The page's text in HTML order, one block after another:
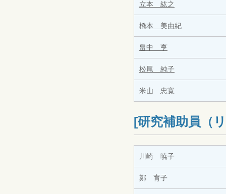
立本 紘之
橋本 美由紀
畠中 亨
松尾 純子
米山 忠寛
[研究補助員（
川崎 暁子
鄭 育子